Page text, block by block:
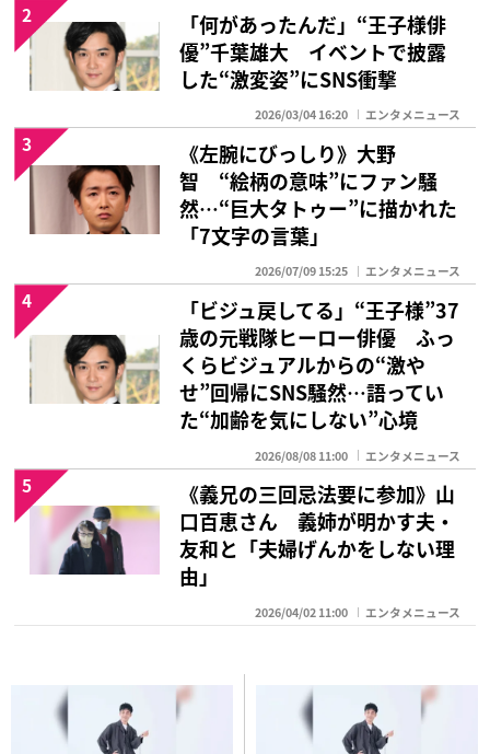
「何があったんだ」“王子様俳
優”千葉雄大 イベントで披露
した“激変姿”にSNS衝撃
2026/03/04 16:20 エンタメニュース
2
《左腕にびっしり》大野
智 “絵柄の意味”にファン騒
然…“巨大タトゥー”に描かれた
「7文字の言葉」
2026/07/09 15:25 エンタメニュース
3
「ビジュ戻してる」“王子様”37
歳の元戦隊ヒーロー俳優 ふっ
くらビジュアルからの“激や
せ”回帰にSNS騒然…語ってい
た“加齢を気にしない”心境
2026/08/08 11:00 エンタメニュース
4
《義兄の三回忌法要に参加》山
口百恵さん 義姉が明かす夫・
友和と「夫婦げんかをしない理
由」
2026/04/02 11:00 エンタメニュース
5